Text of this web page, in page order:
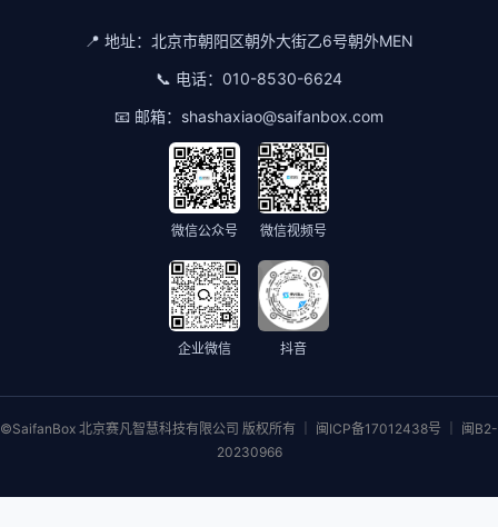
📍 地址： 北京市朝阳区朝外大街乙6号朝外MEN
📞 电话： 010-8530-6624
📧 邮箱： shashaxiao@saifanbox.com
微信公众号 微信视频号
企业微信 抖音
©SaifanBox 北京赛凡智慧科技有限公司 版权所有 ｜ 闽ICP备17012438号 ｜ 闽B2-
20230966